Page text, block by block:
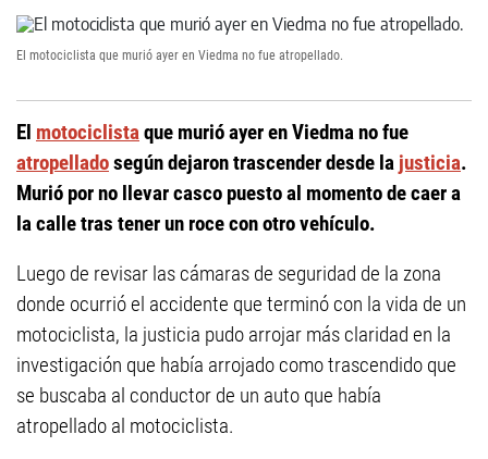
El motociclista que murió ayer en Viedma no fue atropellado.
El motociclistaque murió ayer en Viedma no fue
atropelladosegún dejaron trascender desde la justicia.
Murió por no llevar casco puesto al momento de caer a
la calle tras tener un roce con otro vehículo.
Luego de revisar las cámaras de seguridad de la zona
donde ocurrió el accidente que terminó con la vida de un
motociclista, la justicia pudo arrojar más claridad en la
investigación que había arrojado como trascendido que
se buscaba al conductor de un auto que había
atropellado al motociclista.